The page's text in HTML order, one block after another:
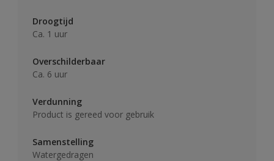
Droogtijd
Ca. 1 uur
Overschilderbaar
Ca. 6 uur
Verdunning
Product is gereed voor gebruik
Samenstelling
Watergedragen